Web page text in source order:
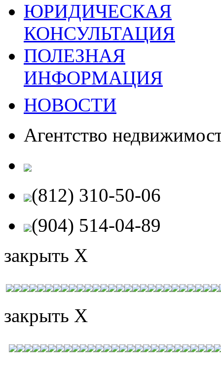
ЮРИДИЧЕСКАЯ
КОНСУЛЬТАЦИЯ
ПОЛЕЗНАЯ
ИНФОРМАЦИЯ
НОВОСТИ
Агентство
(812) 310-50-06
(904) 514-04-89
закрыть X
закрыть X